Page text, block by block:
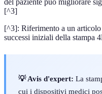
[^3]
[^3]: Riferimento a un
successi iniziali della stampa
💡 Avis d'expert: La
cui i dispositivi medici